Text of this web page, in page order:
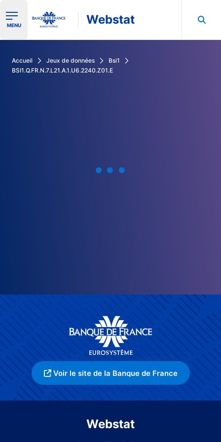
Ouvrir le menu de navigation
MENU Webstat
Accueil Jeux de données
Bsi1
BSI1.Q.FR.N.7.L21.A.1.U6.2240.Z01.E
Voir le site de la Banque de France
Webstat